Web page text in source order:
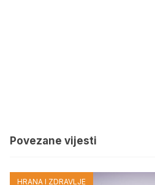
Povezane vijesti
HRANA I ZDRAVLJE